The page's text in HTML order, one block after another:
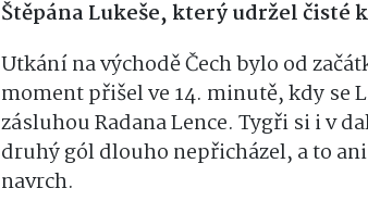
Štěpána Lukeše, který udržel čisté
Utkání na východě Čech bylo od
moment přišel ve 14. minutě, kdy se
zásluhou Radana Lence. Tygři si i v
druhý gól dlouho nepřicházel, a to
navrch.